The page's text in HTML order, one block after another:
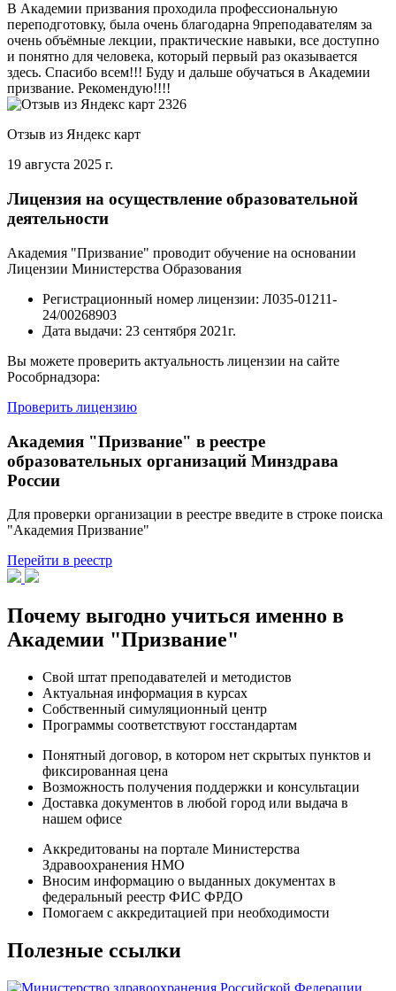
В Академии призвания проходила профессиональную
переподготовку, была очень благодарна 9преподавателям за
очень объёмные лекции, практические навыки, все доступно
и понятно для человека, который первый раз оказывается
здесь. Спасибо всем!!! Буду и дальше обучаться в Академии
призвание. Рекомендую!!!!
Отзыв из Яндекс карт
19 августа 2025 г.
Лицензия на осуществление образовательной
деятельности
Академия "Призвание" проводит обучение на основании
Лицензии Министерства Образования
Регистрационный номер лицензии: Л035-01211-
24/00268903
Дата выдачи: 23 сентября 2021г.
Вы можете проверить актуальность лицензии на сайте
Рособрнадзора:
Проверить лицензию
Академия "Призвание" в реестре
образовательных организаций Минздрава
России
Для проверки организации в реестре введите в строке поиска
"Академия Призвание"
Перейти в реестр
Почему выгодно учиться именно в
Академии "Призвание"
Свой штат преподавателей и методистов
Актуальная информация в курсах
Собственный симуляционный центр
Программы соответствуют госстандартам
Понятный договор, в котором нет скрытых пунктов и
фиксированная цена
Возможность получения поддержки и консультации
Доставка документов в любой город или выдача в
нашем офисе
Аккредитованы на портале Министерства
Здравоохранения НМО
Вносим информацию о выданных документах в
федеральный реестр ФИС ФРДО
Помогаем с аккредитацией при необходимости
Полезные ссылки